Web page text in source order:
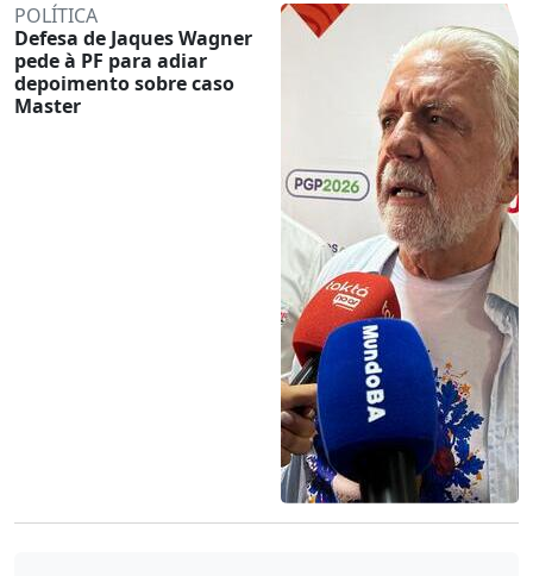
POLÍTICA
Defesa de Jaques Wagner
pede à PF para adiar
depoimento sobre caso
Master